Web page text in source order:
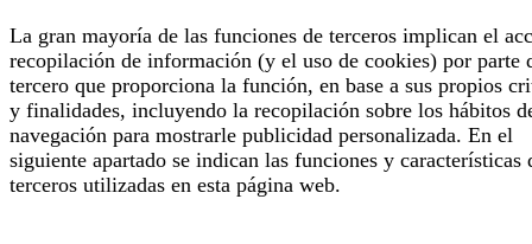
La gran mayoría de las funciones de terceros implican el
recopilación de información (y el uso de cookies) por parte
tercero que proporciona la función, en base a sus propios
y finalidades, incluyendo la recopilación sobre los hábitos
navegación para mostrarle publicidad personalizada. En el
siguiente apartado se indican las funciones y características
terceros utilizadas en esta página web.